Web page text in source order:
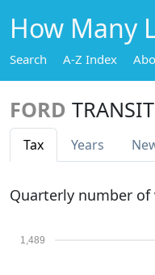
How Many
Search A-Z Index
FORD
Tax Years
Quarterly number of
1,489